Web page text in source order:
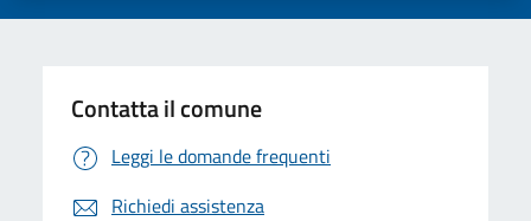
Contatta il comune
Leggi le domande frequenti
Richiedi assistenza